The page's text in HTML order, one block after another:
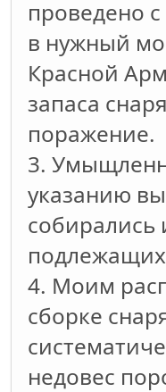
проведено
в нужный
Красной
запаса
поражение.
3.
указанию
собирались
4. Моим
сборке
недовес